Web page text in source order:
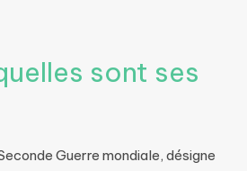
sont ses
Guerre mondiale, désigne